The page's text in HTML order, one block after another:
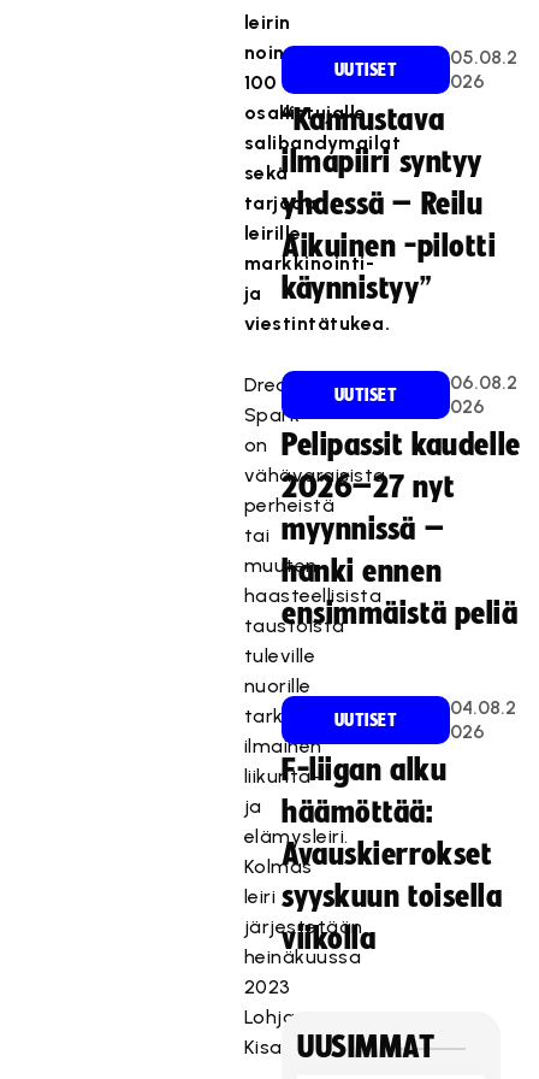
leirin
noin
100
osallistujalle
salibandymailat
sekä
tarjoaa
leirille
markkinointi-
ja
viestintätukea.
Dream
Spark
on
vähävaraisista
perheistä
tai
muuten
haasteellisista
taustoista
tuleville
nuorille
tarkoitettu
ilmainen
liikunta-
ja
elämysleiri.
Kolmas
leiri
järjestetään
heinäkuussa
2023
Lohjan
Kisakalliossa.
UUTISET
05.08.2
026
“Kannustava
ilmapiiri syntyy
yhdessä – Reilu
Aikuinen -pilotti
käynnistyy”
UUTISET
06.08.2
026
Pelipassit kaudelle
2026–27 nyt
myynnissä –
hanki ennen
ensimmäistä peliä
UUTISET
04.08.2
026
F-liigan alku
häämöttää:
Avauskierrokset
syyskuun toisella
viikolla
UUSIMMAT